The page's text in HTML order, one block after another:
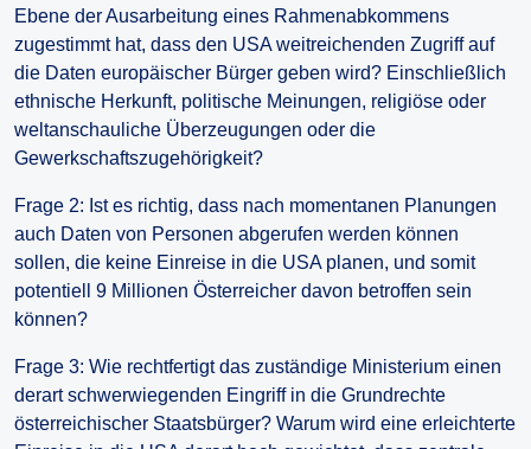
Ebene der Ausarbeitung eines Rahmenabkommens
zugestimmt hat, dass den USA weitreichenden Zugriff auf
die Daten europäischer Bürger geben wird? Einschließlich
ethnische Herkunft, politische Meinungen, religiöse oder
weltanschauliche Überzeugungen oder die
Gewerkschaftszugehörigkeit?
Frage 2: Ist es richtig, dass nach momentanen Planungen
auch Daten von Personen abgerufen werden können
sollen, die keine Einreise in die USA planen, und somit
potentiell 9 Millionen Österreicher davon betroffen sein
können?
Frage 3: Wie rechtfertigt das zuständige Ministerium einen
derart schwerwiegenden Eingriff in die Grundrechte
österreichischer Staatsbürger? Warum wird eine erleichterte